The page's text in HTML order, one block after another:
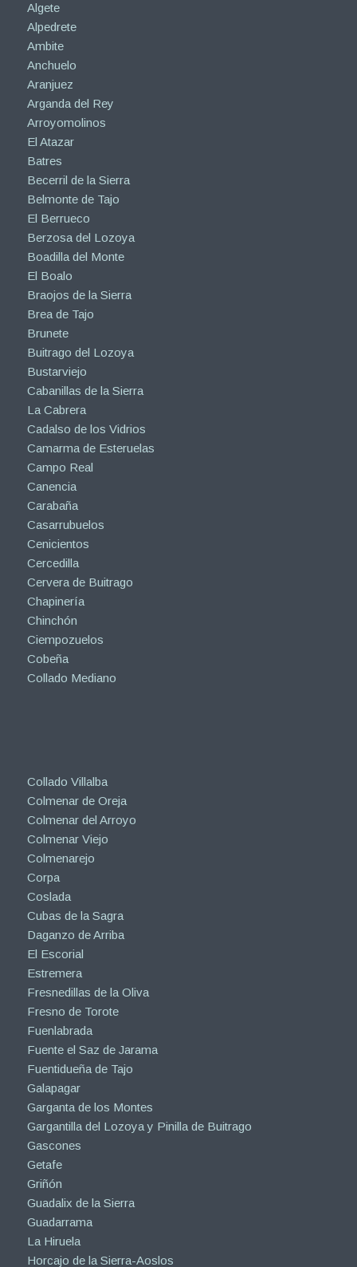
Algete
Alpedrete
Ambite
Anchuelo
Aranjuez
Arganda del Rey
Arroyomolinos
El Atazar
Batres
Becerril de la Sierra
Belmonte de Tajo
El Berrueco
Berzosa del Lozoya
Boadilla del Monte
El Boalo
Braojos de la Sierra
Brea de Tajo
Brunete
Buitrago del Lozoya
Bustarviejo
Cabanillas de la Sierra
La Cabrera
Cadalso de los Vidrios
Camarma de Esteruelas
Campo Real
Canencia
Carabaña
Casarrubuelos
Cenicientos
Cercedilla
Cervera de Buitrago
Chapinería
Chinchón
Ciempozuelos
Cobeña
Collado Mediano
Collado Villalba
Colmenar de Oreja
Colmenar del Arroyo
Colmenar Viejo
Colmenarejo
Corpa
Coslada
Cubas de la Sagra
Daganzo de Arriba
El Escorial
Estremera
Fresnedillas de la Oliva
Fresno de Torote
Fuenlabrada
Fuente el Saz de Jarama
Fuentidueña de Tajo
Galapagar
Garganta de los Montes
Gargantilla del Lozoya y Pinilla de Buitrago
Gascones
Getafe
Griñón
Guadalix de la Sierra
Guadarrama
La Hiruela
Horcajo de la Sierra-Aoslos